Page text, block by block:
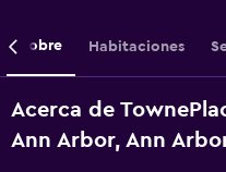
Sobre Habitaciones
Acerca de
Ann Arbor, Ann